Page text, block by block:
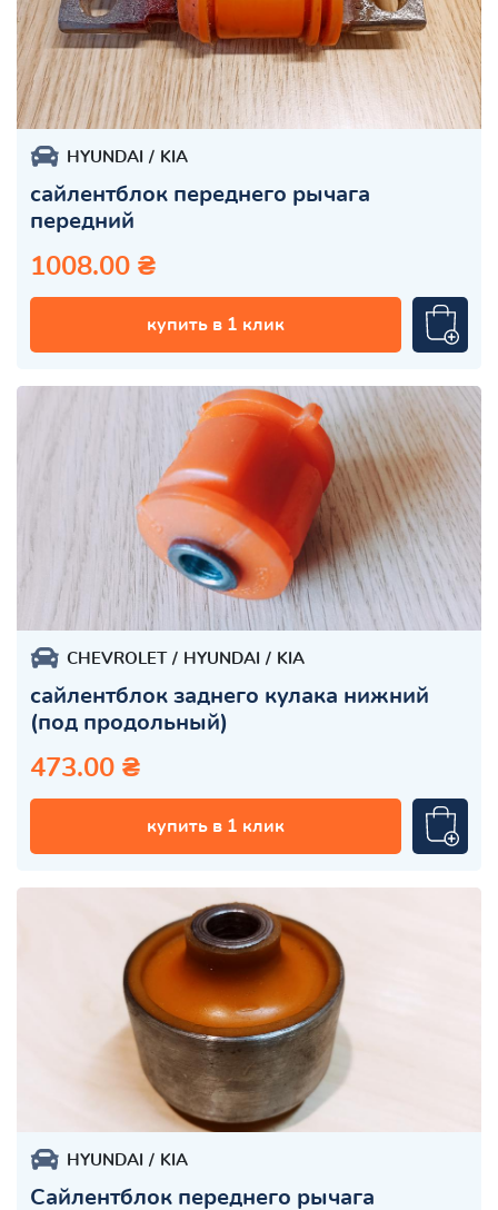
HYUNDAI KIA
сайлентблок переднего рычага
передний
1008.00 ₴
купить в 1 клик
CHEVROLET HYUNDAI KIA
сайлентблок заднего кулака нижний
(под продольный)
473.00 ₴
купить в 1 клик
HYUNDAI KIA
Сайлентблок переднего рычага